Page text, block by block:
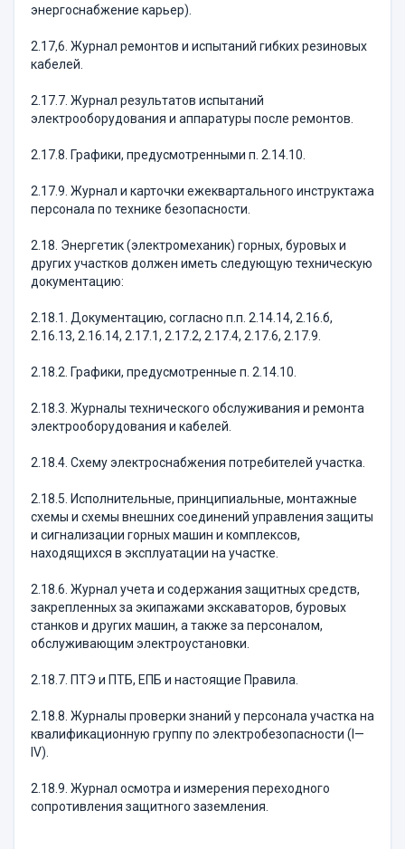
энергоснабжение карьер).
2.17,6. Журнал ремонтов и испытаний гибких резиновых
кабелей.
2.17.7. Журнал результатов испытаний
электрооборудования и аппаратуры после ремонтов.
2.17.8. Графики, предусмотренными п. 2.14.10.
2.17.9. Журнал и карточки ежеквартального инструктажа
персонала по технике безопасности.
2.18. Энергетик (электромеханик) горных, буровых и
других участков должен иметь следующую техническую
документацию:
2.18.1. Документацию, согласно п.п. 2.14.14, 2.16.б,
2.16.13, 2.16.14, 2.17.1, 2.17.2, 2.17.4, 2.17.6, 2.17.9.
2.18.2. Графики, предусмотренные п. 2.14.10.
2.18.3. Журналы технического обслуживания и ремонта
электрооборудования и кабелей.
2.18.4. Схему электроснабжения потребителей участка.
2.18.5. Исполнительные, принципиальные, монтажные
схемы и схемы внешних соединений управления защиты
и сигнализации горных машин и комплексов,
находящихся в эксплуатации на участке.
2.18.6. Журнал учета и содержания защитных средств,
закрепленных за экипажами экскаваторов, буровых
станков и других машин, а также за персоналом,
обслуживающим электроустановки.
2.18.7. ПТЭ и ПТБ, ЕПБ и настоящие Правила.
2.18.8. Журналы проверки знаний у персонала участка на
квалификационную группу по электробезопасности (I—
IV).
2.18.9. Журнал осмотра и измерения переходного
сопротивления защитного заземления.